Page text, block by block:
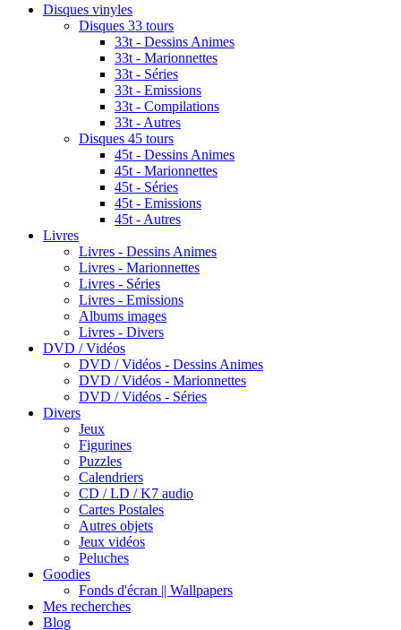
Disques vinyles
Disques 33 tours
33t - Dessins Animes
33t - Marionnettes
33t - Séries
33t - Emissions
33t - Compilations
33t - Autres
Disques 45 tours
45t - Dessins Animes
45t - Marionnettes
45t - Séries
45t - Emissions
45t - Autres
Livres
Livres - Dessins Animes
Livres - Marionnettes
Livres - Séries
Livres - Emissions
Albums images
Livres - Divers
DVD / Vidéos
DVD / Vidéos - Dessins Animes
DVD / Vidéos - Marionnettes
DVD / Vidéos - Séries
Divers
Jeux
Figurines
Puzzles
Calendriers
CD / LD / K7 audio
Cartes Postales
Autres objets
Jeux vidéos
Peluches
Goodies
Fonds d'écran || Wallpapers
Mes recherches
Blog